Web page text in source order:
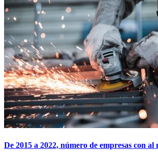
De 2015 a 2022, número de empresas con